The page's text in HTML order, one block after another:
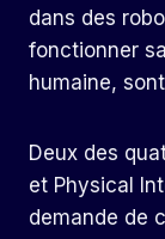
dans des
fonctionner
humaine,
Deux des
et Physical
demande de